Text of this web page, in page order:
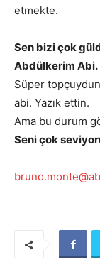
etmekte.
Sen bizi çok
Abdülkerim Abi.
Süper
abi. Yazık ettin.
Ama bu durum
Seni çok